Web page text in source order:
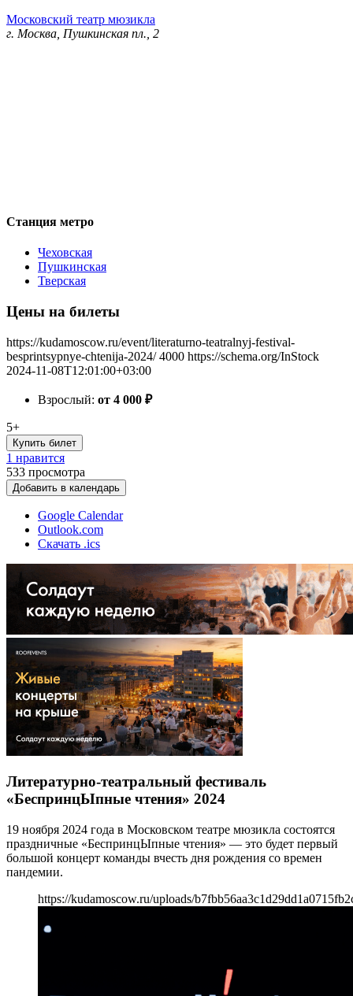
Московский театр мюзикла
г. Москва, Пушкинская пл., 2
Станция метро
Чеховская
Пушкинская
Тверская
Цены на билеты
https://kudamoscow.ru/event/literaturno-teatralnyj-festival-
besprintsypnye-chtenija-2024/ 4000 https://schema.org/InStock
2024-11-08T12:01:00+03:00
Взрослый: от 4 000 ₽
5+
Купить билет
1 нравится
533 просмотра
Добавить в календарь
Google Calendar
Outlook.com
Скачать .ics
Литературно-театральный фестиваль
«БеспринцЫпные чтения» 2024
19 ноября 2024 года в Московском театре мюзикла состоятся
праздничные «БеспринцЫпные чтения» — это будет первый
большой концерт команды вчесть дня рождения со времен
пандемии.
https://kudamoscow.ru/uploads/